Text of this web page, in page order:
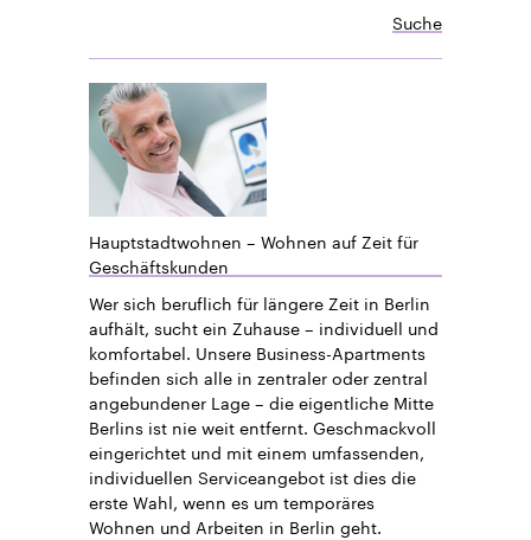
Suche
Hauptstadtwohnen – Wohnen auf Zeit für
Geschäftskunden
Wer sich beruflich für längere Zeit in Berlin
aufhält, sucht ein Zuhause – individuell und
komfortabel. Unsere Business-Apartments
befinden sich alle in zentraler oder zentral
angebundener Lage – die eigentliche Mitte
Berlins ist nie weit entfernt. Geschmackvoll
eingerichtet und mit einem umfassenden,
individuellen Serviceangebot ist dies die
erste Wahl, wenn es um temporäres
Wohnen und Arbeiten in Berlin geht.